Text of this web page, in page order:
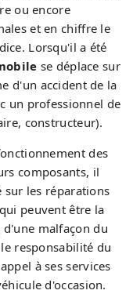
ou encore
et en chiffre le
Lorsqu'il a été
se déplace sur
d'un accident de la
un professionnel de
constructeur).
des
composants, il
les réparations
peuvent être la
malfaçon du
responsabilité du
à ses services
d'occasion.